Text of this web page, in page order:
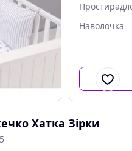
Наволочка
Хатка Зірки